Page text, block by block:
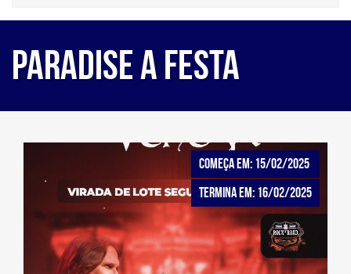
PARADISE A FESTA
Começa em: 15/02/2025
Termina em: 16/02/2025